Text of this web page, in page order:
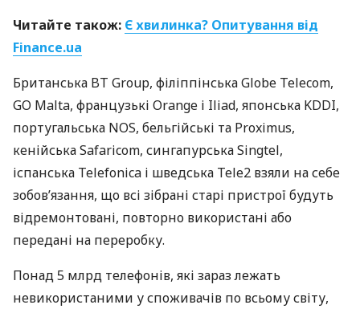
Читайте також: Є хвилинка? Опитування від
Finance.ua
Британська BT Group, філіппінська Globe Telecom,
GO Malta, французькі Orange і Iliad, японська KDDI,
португальська NOS, бельгійські та Proximus,
кенійська Safaricom, сингапурська Singtel,
іспанська Telefonica і шведська Tele2 взяли на себе
зобов’язання, що всі зібрані старі пристрої будуть
відремонтовані, повторно використані або
передані на переробку.
Понад 5 млрд телефонів, які зараз лежать
невикористаними у споживачів по всьому світу,